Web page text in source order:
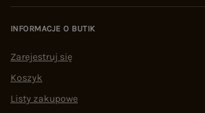
INFORMACJE O BUTIK
Zarejestruj się
Koszyk
Listy zakupowe